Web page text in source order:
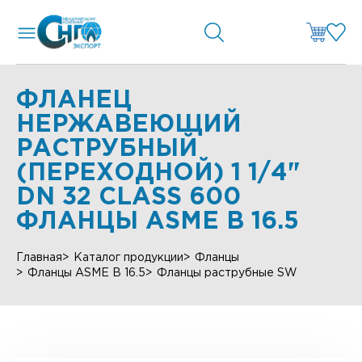
ФЛАНЕЦ
НЕРЖАВЕЮЩИЙ
РАСТРУБНЫЙ
(ПЕРЕХОДНОЙ) 1 1/4"
DN 32 CLASS 600
ФЛАНЦЫ ASME B 16.5
Главная Каталог продукции
Фланцы
Фланцы ASME B 16.5
Фланцы раструбные SW